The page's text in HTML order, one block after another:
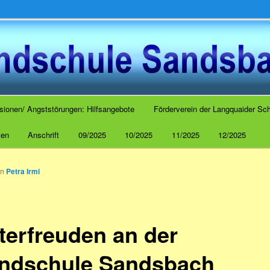
Angststörungen: Hilfsangebote Förderverein der Langquaider
Anschrift 09/2025 10/2025 11/2025 12/2025
an der
Sandsbach
Petra Irmi